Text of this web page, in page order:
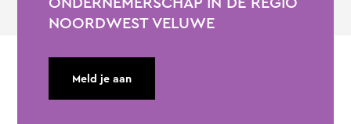
NOORDWEST VELUWE
Meld je aan